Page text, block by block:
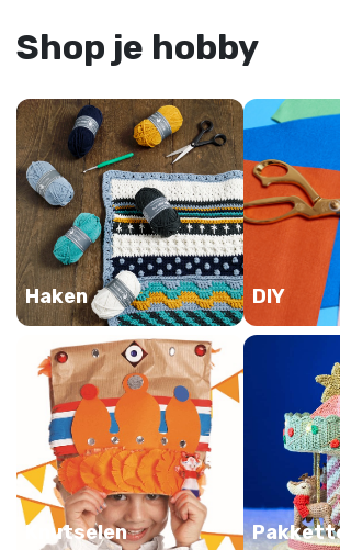
Shop je hobby
Haken DIY
Knutselen